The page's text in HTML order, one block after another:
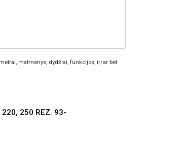
matmenys, dydžiai, funkcijos, ir/ar bet
220, 250 REZ. 93-